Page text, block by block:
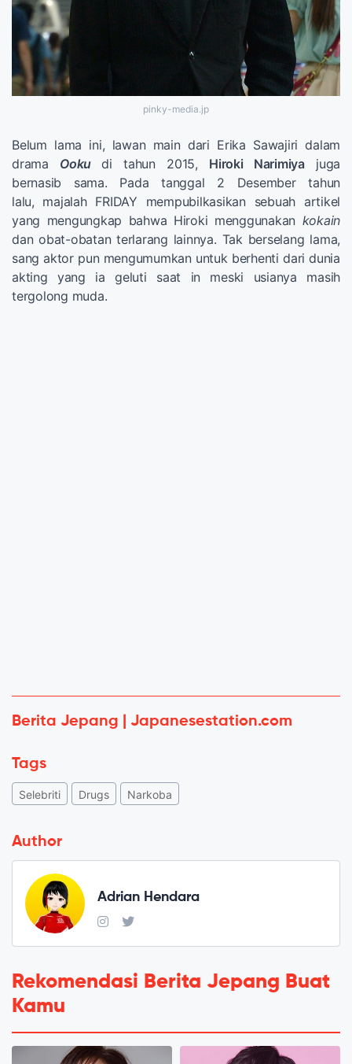
pinky-media.jp
Belum lama ini, lawan main dari Erika Sawajiri dalam
drama Ooku di tahun 2015, Hiroki Narimiyajuga
bernasib sama. Pada tanggal 2 Desember tahun
lalu, majalah FRIDAY mempubilkasikan sebuah artikel
yang mengungkap bahwa Hiroki menggunakan kokain
dan obat-obatan terlarang lainnya. Tak berselang lama,
sang aktor pun mengumumkan untuk berhenti dari dunia
akting yang ia geluti saat in meski usianya masih
tergolong muda.
Berita Jepang | Japanesestation.com
Tags
Selebriti Drugs Narkoba
Author
Adrian Hendara
Rekomendasi Berita Jepang Buat
Kamu